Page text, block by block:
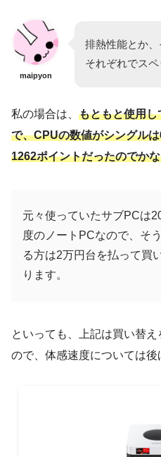
maipyon
排熱性能とか
それぞれでスペ
私の場合は、 もともと使用
で、CPUの数値がシングル
1262ポイントだったのでか
元々使っていたサブPCは
度のノートPCなので、そ
る方は2万円台を払って買
ります。
といっても、上記は買い替
ので、体感速度については後